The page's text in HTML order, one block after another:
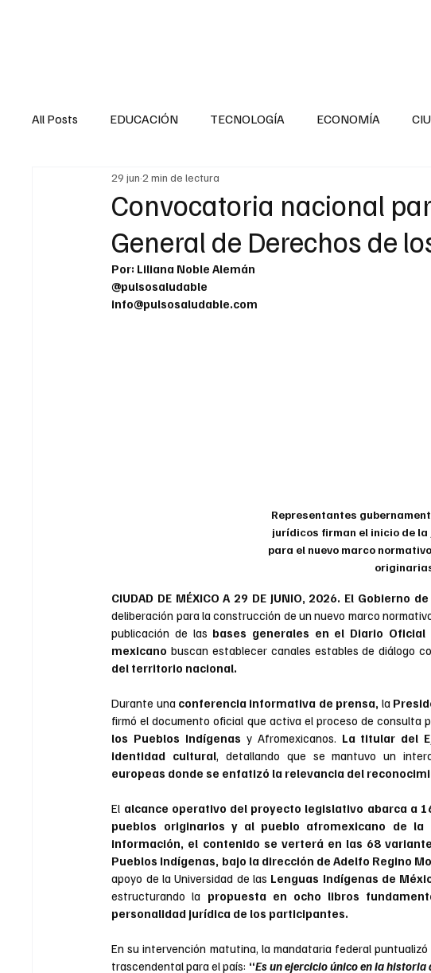
All Posts EDUCACIÓN TECNOLOGÍA ECONOMÍA
SALUD EN EL SECTOR PÚBLICO
MENTAL LA ENTREVISTA ANIMAL FITNESS
INTERNACIONAL GENERAL INTERNACIONAL SALUD
Convocatoria nacional
General de Derechos de
29 jun 2 min de lectura
Por: Liliana Noble Alemán
@pulsosaludable
info@pulsosaludable.com
Representantes
jurídicos firman el inicio de
para el nuevo marco
CIUDAD DE MÉXICO A 29 DE JUNIO, 2026. El Gobierno
deliberación para la construcción de un nuevo marco
publicación de las bases generales en el Diario
mexicano buscan establecer canales estables de diálogo
del territorio nacional.
Durante una conferencia informativa de prensa, la
firmó el documento oficial que activa el proceso de consulta
los Pueblos Indígenas y Afromexicanos. La titular del
identidad cultural, detallando que se mantuvo un
europeas donde se enfatizó la relevancia del
El alcance operativo del proyecto legislativo abarca a
pueblos originarios y al pueblo afromexicano de
información, el contenido se verterá en las 68
Pueblos Indígenas, bajo la dirección de Adelfo Regino
apoyo de la Universidad de las Lenguas Indígenas de
estructurando la propuesta en ocho libros
personalidad jurídica de los participantes.
En su intervención matutina, la mandataria federal
trascendental para el país: “Es un ejercicio único en la historia